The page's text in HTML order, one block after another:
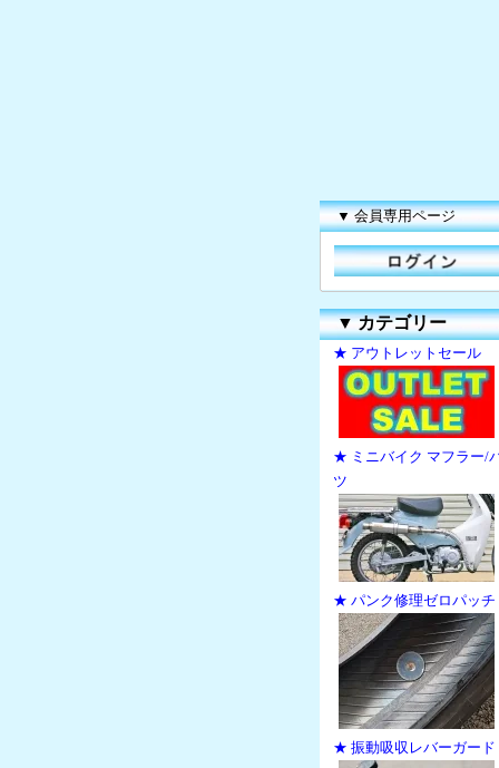
▼ 会員専用ページ
▼カテゴリー
★ アウトレットセール
★ ミニバイク マフラー/
ツ
★ パンク修理ゼロパッチ
★ 振動吸収レバーガード